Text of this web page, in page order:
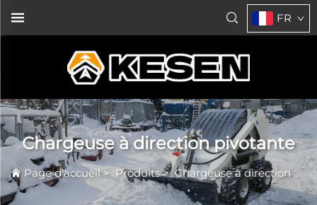
FR
Chargeuse à direction pivotante
Page d'accueil> Produits>Chargeuse à direction pivotante